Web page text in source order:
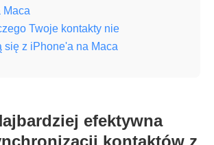
Maca
Twoje kontakty nie
się z iPhone'a na Maca
efektywna